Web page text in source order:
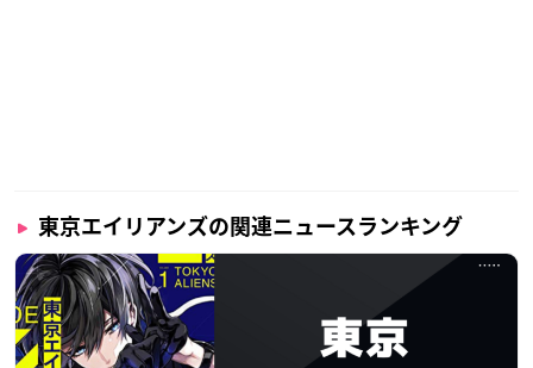
東京エイリアンズの関連ニュースランキング